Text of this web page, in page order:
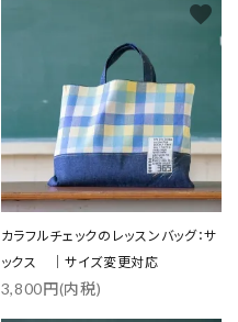
カラフルチェックのレッスンバッグ：サ
ックス ｜サイズ変更対応
3,800円(内税)
favorite